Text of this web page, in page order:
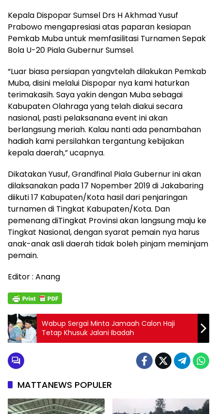
Kepala Dispopar Sumsel Drs H Akhmad Yusuf
Prabowo mengapresiasi atas paparan kesiapan
Pemkab Muba untuk memfasilitasi Turnamen Sepak
Bola U-20 Piala Gubernur Sumsel.
“Luar biasa persiapan yangvtelah dilakukan Pemkab
Muba, disini melalui Dispopar nya kami haturkan
terimakasih. Saya yakin dengan Muba sebagai
Kabupaten Olahraga yang telah diakui secara
nasional, pasti pelaksanana event ini akan
berlangsung meriah. Kalau nanti ada penambahan
hadiah kami persilahkan tergantung kebijakan
kepala daerah,” ucapnya.
Dikatakan Yusuf, Grandfinal Piala Gubernur ini akan
dilaksanakan pada 17 Nopember 2019 di Jakabaring
diikuti 17 Kabupaten/Kota hasil dari penjaringan
turnamen di Tingkat Kabupaten/Kota. Dan
pemenang diTingkat Provinsi akan langsung maju ke
Tingkat Nasional, dengan syarat pemain nya harus
anak-anak asli daerah tidak boleh pinjam meminjam
pemain.
Editor : Anang
Wabup Sergai Minta Jamaah Calon Haji
Tetap Khusuk Jalani Ibadah
MATTANEWS POPULER